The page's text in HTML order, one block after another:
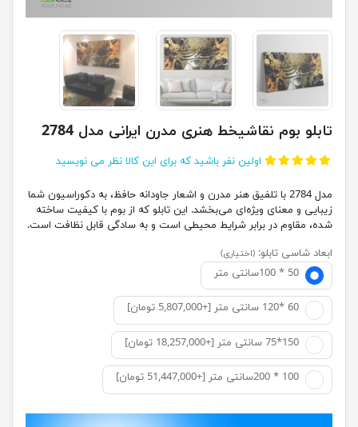
تابلو بوم نقاشیخط هنری مدرن ایرانی مدل 2784
اولین نفر باشید که برای این کالا نظر می نویسید
مدل 2784 با تلفیق هنر مدرن و اشعار جاودانه حافظ، به دکوراسیون شما
زیبایی و معنای ویژه‌ای می‌بخشد. این تابلو که از بوم با کیفیت ساخته
شده، مقاوم در برابر شرایط محیطی است و به سادگی قابل نظافت است.
ابعاد شاسی تابلو: (اختیاری)
50 * 100سانتی متر
60 *120 سانتی متر [+5,807,000 تومان]
150*75 سانتی متر [+18,257,000 تومان]
100 * 200سانتی متر [+51,447,000 تومان]